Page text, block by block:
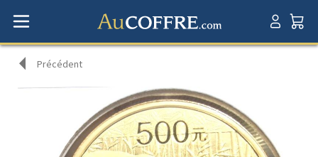
Précédent